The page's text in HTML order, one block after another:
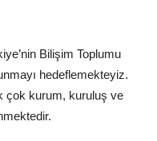
Bilişim Toplumu
hedeflemekteyiz.
çok kurum, kuruluş ve